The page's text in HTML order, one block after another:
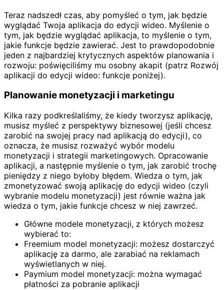
Teraz nadszedł czas, aby pomyśleć o tym, jak będzie
wyglądać Twoja aplikacja do edycji wideo. Myślenie o
tym, jak będzie wyglądać aplikacja, to myślenie o tym,
jakie funkcje będzie zawierać. Jest to prawdopodobnie
jeden z najbardziej krytycznych aspektów planowania i
rozwoju: poświęciliśmy mu osobny akapit (patrz Rozwój
aplikacji do edycji wideo: funkcje poniżej).
Planowanie monetyzacji i marketingu
Kilka razy podkreślaliśmy, że kiedy tworzysz aplikację,
musisz myśleć z perspektywy biznesowej (jeśli chcesz
zarobić na swojej pracy nad aplikacją do edycji), co
oznacza, że musisz rozważyć wybór modelu
monetyzacji i strategii marketingowych. Opracowanie
aplikacji, a następnie myślenie o tym, jak zarobić trochę
pieniędzy z niego byłoby błędem. Wiedza o tym, jak
zmonetyzować swoją aplikację do edycji wideo (czyli
wybranie modelu monetyzacji) jest równie ważna jak
wiedza o tym, jakie funkcje chcesz w niej zawrzeć.
Główne modele monetyzacji, z których możesz
wybierać to:
Freemium model monetyzacji: możesz dostarczyć
aplikację za darmo, ale zarabiać na reklamach
wyświetlanych w niej.
Paymium model monetyzacji: można wymagać
płatności za pobranie aplikacji